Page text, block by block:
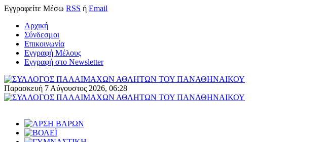
Εγγραφείτε Μέσω RSS ή Email
Αρχική
Σύνδεσμοι
Επικοινωνία
Εγγραφή Μέλους
Εγγραφή στο Newsletter
Παρασκευή 7 Αύγουστος 2026, 06:28